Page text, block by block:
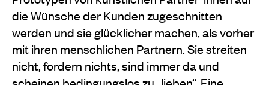
die Wünsche der Kunden zugeschnitten
werden und sie glücklicher machen, als vorher
mit ihren menschlichen Partnern. Sie streiten
nicht, fordern nichts, sind immer da und